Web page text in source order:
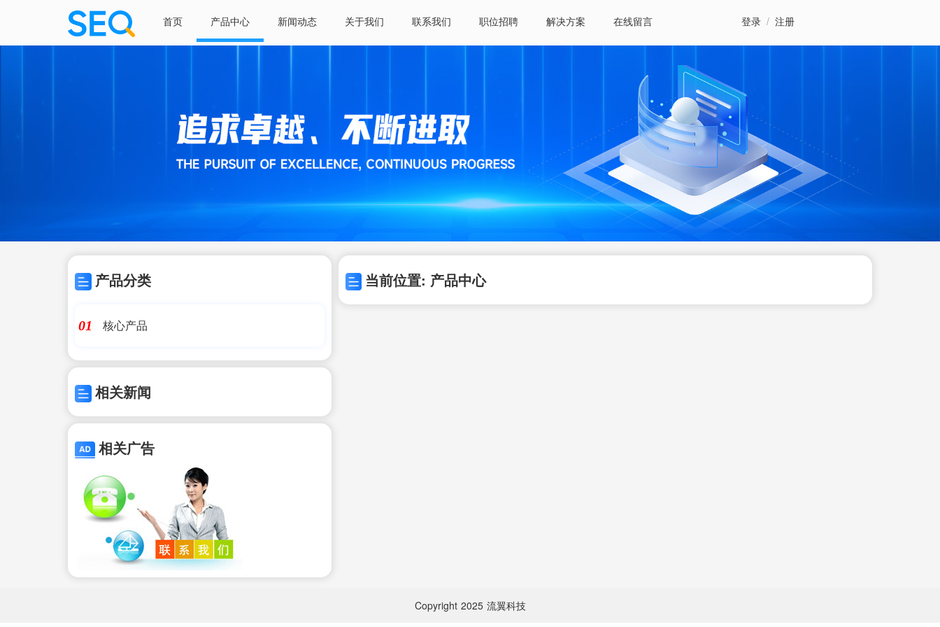
首页 产品中心 新闻动态 关于我们 联系我们 职位招聘 解决方案 在线留言 登录 / 注册
产品分类
01 核心产品
相关新闻
相关广告
当前位置: 产品中心
Copyright 2025 流翼科技